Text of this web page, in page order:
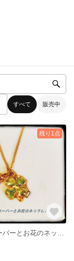
すべて 販売中
残り1点